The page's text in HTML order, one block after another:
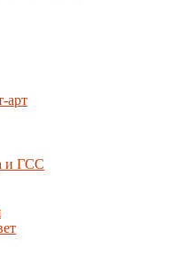
арт
и ГСС